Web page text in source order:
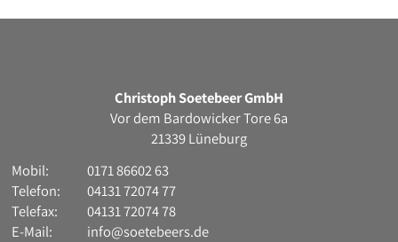
Christoph Soetebeer GmbH
Vor dem Bardowicker Tore 6a
21339 Lüneburg
Mobil:
0171 86602 63
Telefon:
04131 72074 77
Telefax:
04131 72074 78
E-Mail:
info@soetebeers.de